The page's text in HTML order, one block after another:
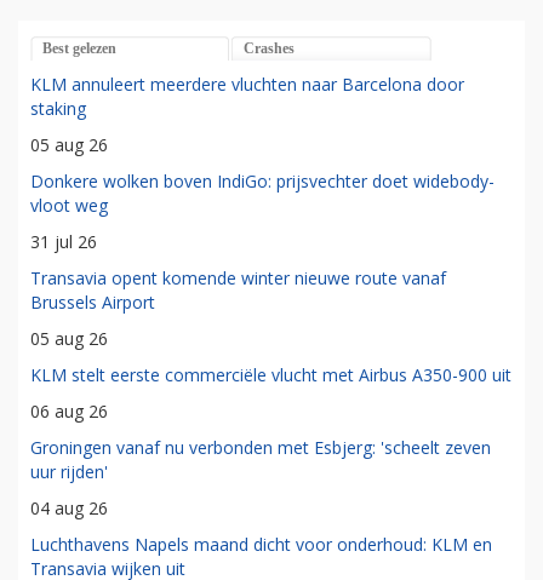
Best gelezen Crashes
KLM annuleert meerdere vluchten naar Barcelona door
staking
05 aug 26
Donkere wolken boven IndiGo: prijsvechter doet widebody-
vloot weg
31 jul 26
Transavia opent komende winter nieuwe route vanaf
Brussels Airport
05 aug 26
KLM stelt eerste commerciële vlucht met Airbus A350-900 uit
06 aug 26
Groningen vanaf nu verbonden met Esbjerg: 'scheelt zeven
uur rijden'
04 aug 26
Luchthavens Napels maand dicht voor onderhoud: KLM en
Transavia wijken uit